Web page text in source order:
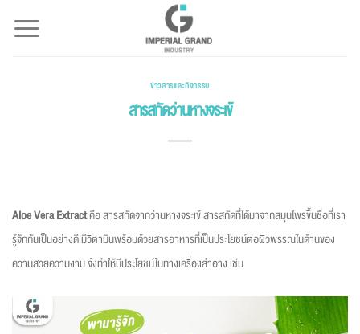
ข่าวสารและกิจกรรม
สารสกัดว่านหางจระเข้
Aloe Vera Extractคือ สารสกัดจากว่านหางจระเข้ สารสกัดที่ได้มาจากสมุนไพรขึ้นชื่อที่เรา
รู้จักกันเป็นอย่างดี มีวิตามินพร้อมด้วยสารอาหารที่เป็นประโยชน์ต่อผิวพรรณในด้านของ
ความสวยความงาม จึงทำให้มีประโยชน์ในทางเครื่องสำอาง เช่น